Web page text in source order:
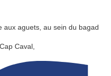
aguets, au sein du bagad
Caval,